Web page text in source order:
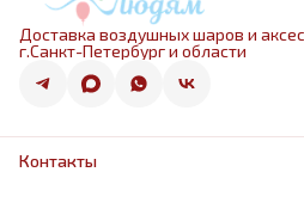
Доставка воздушных шаров и
г.Санкт-Петербург и области
Контакты